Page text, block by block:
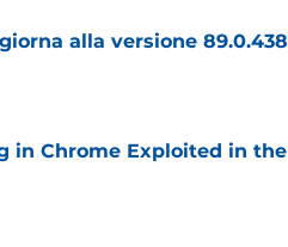
alla versione
in Chrome Exploited in